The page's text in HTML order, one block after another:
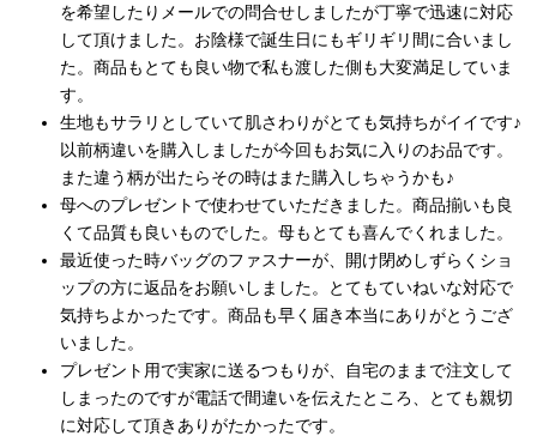
を希望したりメールでの問合せしましたが丁寧で迅速に対応
して頂けました。お陰様で誕生日にもギリギリ間に合いまし
た。商品もとても良い物で私も渡した側も大変満足していま
す。
生地もサラリとしていて肌さわりがとても気持ちがイイです♪
以前柄違いを購入しましたが今回もお気に入りのお品です。
また違う柄が出たらその時はまた購入しちゃうかも♪
母へのプレゼントで使わせていただきました。商品揃いも良
くて品質も良いものでした。母もとても喜んでくれました。
最近使った時バッグのファスナーが、開け閉めしずらくショ
ップの方に返品をお願いしました。とてもていねいな対応で
気持ちよかったです。商品も早く届き本当にありがとうござ
いました。
プレゼント用で実家に送るつもりが、自宅のままで注文して
しまったのですが電話で間違いを伝えたところ、とても親切
に対応して頂きありがたかったです。